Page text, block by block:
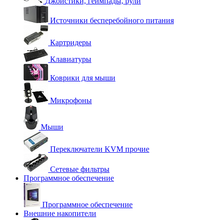
Источники бесперебойного питания
Картридеры
Клавиатуры
Коврики для мыши
Микрофоны
Мыши
Переключатели KVM прочие
Сетевые фильтры
Программное обеспечение
Программное обеспечение
Внешние накопители